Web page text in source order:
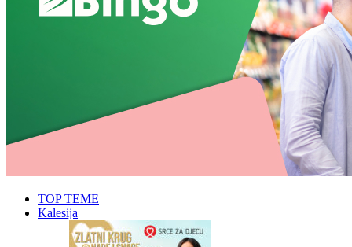
TOP TEME
Kalesija